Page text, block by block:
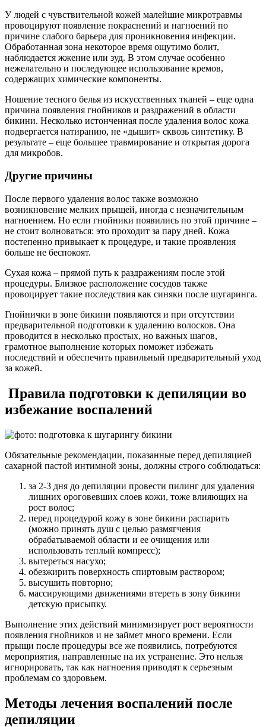
У людей с чувствительной кожей малейшие микротравмы
провоцируют появление покраснений и нагноений по
причине слабого барьера для проникновения инфекции.
Обработанная зона некоторое время ощутимо болит,
наблюдается жжение или зуд. В этом случае особенно
нежелательно и последующее использование кремов,
содержащих химические компоненты.
Ношение тесного белья из искусственных тканей – еще одна
причина появления гнойников и раздражений в области
бикини. Несколько истонченная после удаления волос кожа
подвергается натиранию, не «дышит» сквозь синтетику. В
результате – еще большее травмирование и открытая дорога
для микробов.
Другие причины
После первого удаления волос также возможно
возникновение мелких прыщей, иногда с незначительным
нагноением. Но если гнойники появились по этой причине –
не стоит волноваться: это проходит за пару дней. Кожа
постепенно привыкает к процедуре, и такие проявления
больше не беспокоят.
Сухая кожа – прямой путь к раздражениям после этой
процедуры. Близкое расположение сосудов также
провоцирует такие последствия как синяки после шугаринга.
Гнойнички в зоне бикини появляются и при отсутствии
предварительной подготовки к удалению волосков. Она
проводится в несколько простых, но важных шагов,
грамотное выполнение которых поможет избежать
последствий и обеспечить правильный предварительный уход
за кожей.
Правила подготовки к депиляции во
избежание воспалений
Обязательные рекомендации, показанные перед депиляцией
сахарной пастой интимной зоны, должны строго соблюдаться:
за 2-3 дня до депиляции провести пилинг для удаления
лишних ороговевших слоев кожи, тоже влияющих на
рост волос;
перед процедурой кожу в зоне бикини распарить
(можно принять душ с целью размягчения
обрабатываемой области и ее очищения или
использовать теплый компресс);
вытереться насухо;
обезжирить поверхность спиртовым раствором;
высушить повторно;
массирующими движениями втереть в зону бикини
детскую присыпку.
Выполнение этих действий минимизирует рост вероятности
появления гнойников и не займет много времени. Если
прыщи после процедуры все же появились, потребуются
мероприятия, направленные на их устранение. Это нельзя
игнорировать, так как нагноения приводят к серьезным
проблемам со здоровьем.
Методы лечения воспалений после
депиляции